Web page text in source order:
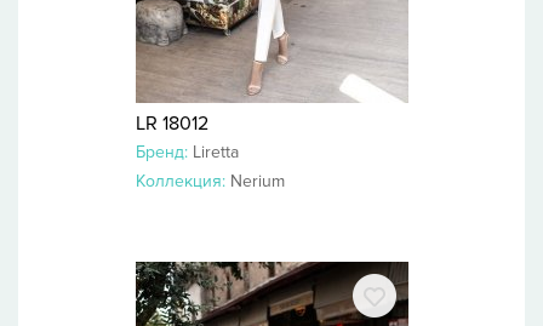
LR 18012
Бренд: Liretta
Коллекция: Nerium